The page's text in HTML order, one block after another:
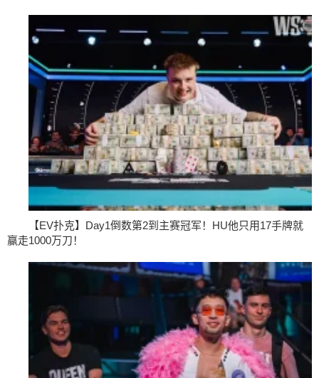
【EV扑克】Day1倒数第2到主赛冠军！HU他只用17手牌就
赢走1000万刀！